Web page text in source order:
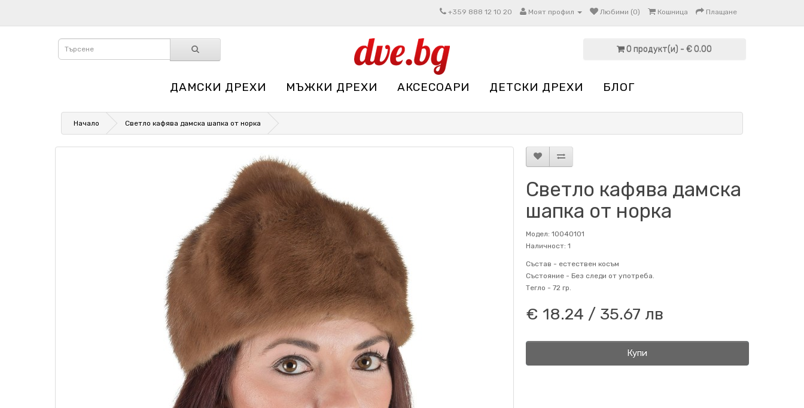
+359 888 12 10 20 Моят профил Любими (0) Кошница Плащане
0 продукт(и) - € 0.00
ДАМСКИ ДРЕХИ МЪЖКИ ДРЕХИ АКСЕСОАРИ ДЕТСКИ ДРЕХИ БЛОГ
Начало Светло кафява дамска шапка от норка
Светло кафява дамска
шапка от норка
Модел: 10040101
Наличност: 1
Състав - естествен косъм
Състояние - Без следи от употреба.
Тегло - 72 гр.
€ 18.24 / 35.67 лв
Купи